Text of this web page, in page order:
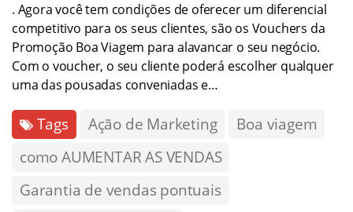
. Agora você tem condições de oferecer um diferencial
competitivo para os seus clientes, são os Vouchers da
Promoção Boa Viagem para alavancar o seu negócio.
Com o voucher, o seu cliente poderá escolher qualquer
uma das pousadas conveniadas e…
Tags Ação de Marketing
Boa viagem
como AUMENTAR AS VENDAS
Garantia de vendas pontuais